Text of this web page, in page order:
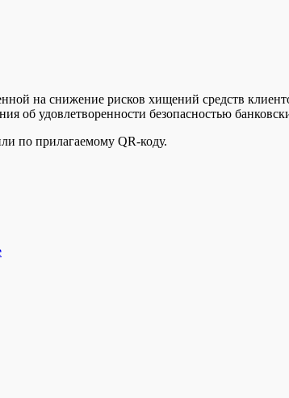
на снижение рисков хищений средств
об удовлетворенности безопасностью
по прилагаемому QR-коду.